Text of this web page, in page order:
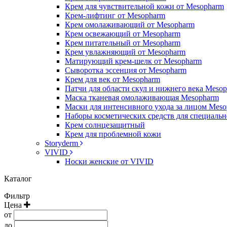
Крем для чувствительной кожи от Mesopharm
Крем-лифтинг от Mesopharm
Крем омолаживающий от Mesopharm
Крем освежающий от Mesopharm
Крем питательный от Mesopharm
Крем увлажняющий от Mesopharm
Матирующий крем-шелк от Mesopharm
Сыворотка эссенция от Mesopharm
Крем для век от Mesopharm
Патчи для области скул и нижнего века
Маска тканевая омолаживающая Mesopharm
Маски для интенсивного ухода за лицом
Наборы косметических средств для
Крем солнцезащитный
Крем для проблемной кожи
Storyderm
VIVID
Носки женские от VIVID
Каталог
Фильтр
Цена
от
до